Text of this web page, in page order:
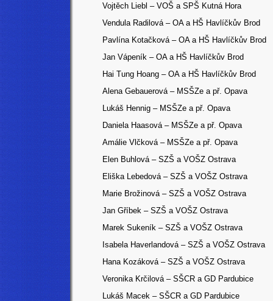
Vojtěch Liebl – VOŠ a SPŠ Kutná Hora
Vendula Radilová – OA a HŠ Havlíčkův Brod
Pavlína Kotačková – OA a HŠ Havlíčkův Brod
Jan Vápeník – OA a HŠ Havlíčkův Brod
Hai Tung Hoang – OA a HŠ Havlíčkův Brod
Alena Gebauerová – MSŠZe a př. Opava
Lukáš Hennig – MSŠZe a př. Opava
Daniela Haasová– MSŠZe a př. Opava
Amálie Vlčková – MSŠZe a př. Opava
Elen Buhlová – SZŠ a VOŠZ Ostrava
Eliška Lebedová – SZŠ a VOŠZ Ostrava
Marie Brožinová – SZŠ a VOŠZ Ostrava
Jan Gříbek – SZŠ a VOŠZ Ostrava
Marek Sukeník – SZŠ a VOŠZ Ostrava
Isabela Haverlandová – SZŠ a VOŠZ Ostrava
Hana Kozáková – SZŠ a VOŠZ Ostrava
Veronika Krčilová – SŠCR a GD Pardubice
Lukáš Macek – SŠCR a GD Pardubice